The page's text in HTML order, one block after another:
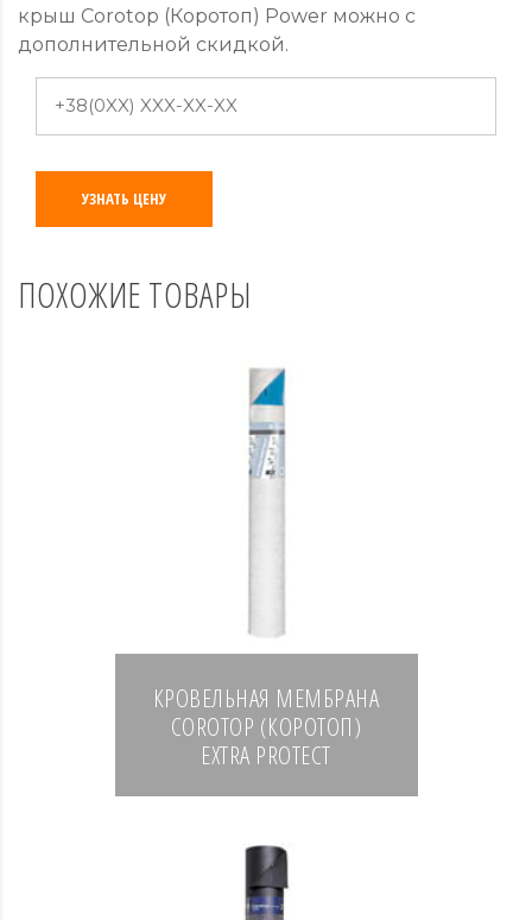
крыш Corotop (Коротоп) Power можно с
дополнительной скидкой.
УЗНАТЬ ЦЕНУ
ПОХОЖИЕ ТОВАРЫ
КРОВЕЛЬНАЯ МЕМБРАНА
COROTOP (КОРОТОП)
EXTRA PROTECT